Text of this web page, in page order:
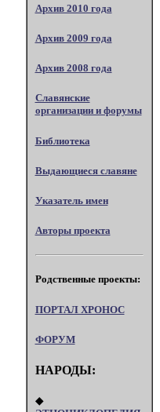
Архив 2010 года
Архив 2009 года
Архив 2008 года
Славянские
организации и форумы
Библиотека
Выдающиеся славяне
Указатель имен
Авторы проекта
Родственные проекты:
ПОРТАЛ XPOHOC
ФОРУМ
НАРОДЫ:
◆